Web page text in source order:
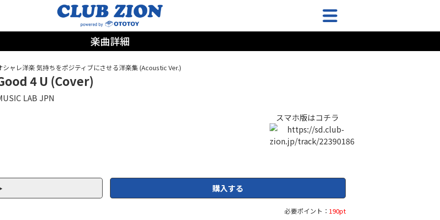
楽曲詳細
シャレ洋楽 気持ちをポジティブにさせる洋楽集 (Acoustic Ver.)
4 U (Cover)
LAB JPN
スマホ版はコチラ
購入する
必要ポイント： 190pt